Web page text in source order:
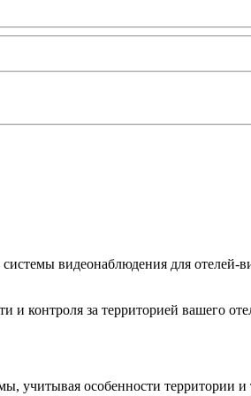
видеонаблюдения для
и контроля за территорией вашего
учитывая особенности территории и